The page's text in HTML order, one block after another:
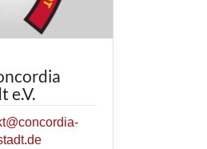
e.V.